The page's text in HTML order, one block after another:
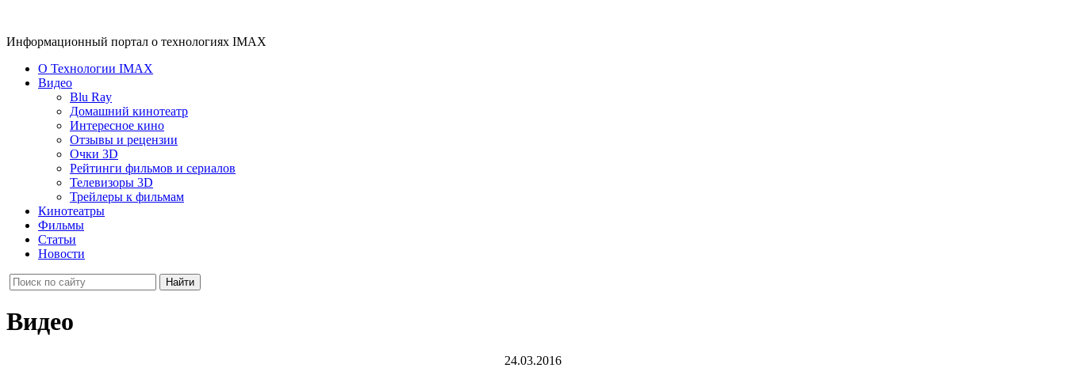
Информационный портал о технологиях IMAX
О Технологии IMAX
Видео
Blu Ray
Домашний кинотеатр
Интересное кино
Отзывы и рецензии
Очки 3D
Рейтинги фильмов и сериалов
Телевизоры 3D
Трейлеры к фильмам
Кинотеатры
Фильмы
Статьи
Новости
Видео
24.03.2016